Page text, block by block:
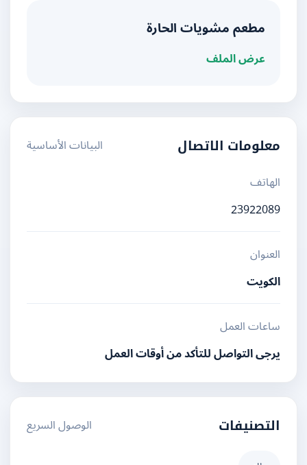
مطعم مشويات الحارة
عرض الملف
معلومات الاتصال
البيانات الأساسية
الهاتف
23922089
العنوان
الكويت
ساعات العمل
يرجى التواصل للتأكد من أوقات العمل
التصنيفات الوصول السريع